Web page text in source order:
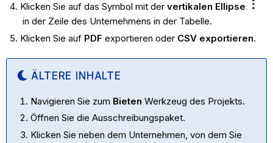
Klicken Sie auf das Symbol mit der vertikalen Ellipse
in der Zeile des Unternehmens in der Tabelle.
Klicken Sie auf PDF exportieren oderCSV exportieren.
ÄLTERE INHALTE
Navigieren Sie zum Bieten Werkzeug des Projekts.
Öffnen Sie die Ausschreibungspaket.
Klicken Sie neben dem Unternehmen, von dem Sie